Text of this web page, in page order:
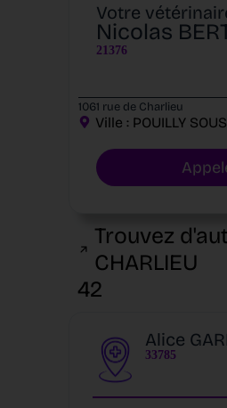
Votre
Nicolas
21376
1061 rue de Charlieu
Ville : POUILLY
Trouvez
CHARLIEU
42
Alice
33785